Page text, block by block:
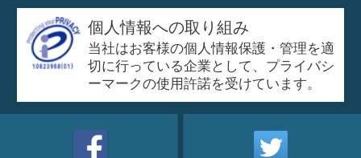
個人情報への取り組み
当社はお客様の個人情報保護・管理を適
切に行っている企業として、プライバシ
ーマークの使用許諾を受けています。